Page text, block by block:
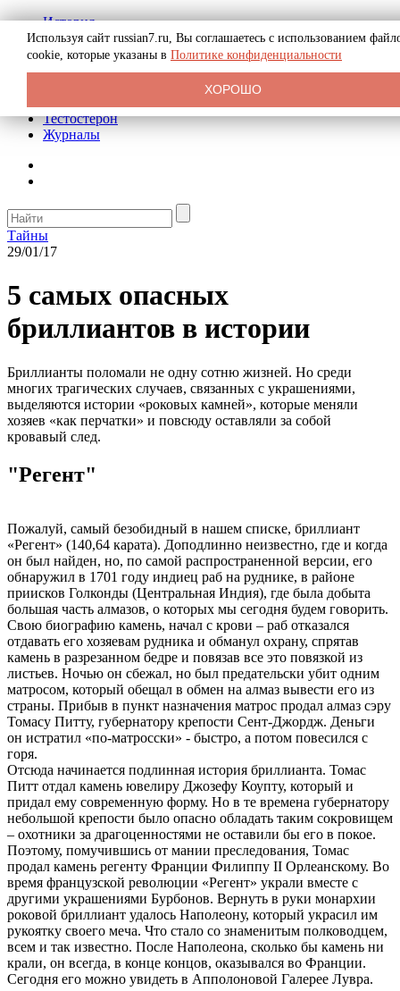
История
Биография
Криминал
Реклама на сайте
Тестостерон
Журналы
Тайны
29/01/17
5 самых опасных
бриллиантов в истории
Бриллианты поломали не одну сотню жизней. Но среди
многих трагических случаев, связанных с украшениями,
выделяются истории «роковых камней», которые меняли
хозяев «как перчатки» и повсюду оставляли за собой
кровавый след.
"Регент"
Пожалуй, самый безобидный в нашем списке, бриллиант
«Регент» (140,64 карата). Доподлинно неизвестно, где и когда
он был найден, но, по самой распространенной версии, его
обнаружил в 1701 году индиец раб на руднике, в районе
приисков Голконды (Центральная Индия), где была добыта
большая часть алмазов, о которых мы сегодня будем говорить.
Свою биографию камень, начал с крови – раб отказался
отдавать его хозяевам рудника и обманул охрану, спрятав
камень в разрезанном бедре и повязав все это повязкой из
листьев. Ночью он сбежал, но был предательски убит одним
матросом, который обещал в обмен на алмаз вывести его из
страны. Прибыв в пункт назначения матрос продал алмаз сэру
Томасу Питту, губернатору крепости Сент-Джордж. Деньги
он истратил «по-матросски» - быстро, а потом повесился с
горя.
Отсюда начинается подлинная история бриллианта. Томас
Питт отдал камень ювелиру Джозефу Коупту, который и
придал ему современную форму. Но в те времена губернатору
небольшой крепости было опасно обладать таким сокровищем
– охотники за драгоценностями не оставили бы его в покое.
Поэтому, помучившись от мании преследования, Томас
продал камень регенту Франции Филиппу II Орлеанскому. Во
время французской революции «Регент» украли вместе с
другими украшениями Бурбонов. Вернуть в руки монархии
роковой бриллиант удалось Наполеону, который украсил им
рукоятку своего меча. Что стало со знаменитым полководцем,
всем и так известно. После Наполеона, сколько бы камень ни
крали, он всегда, в конце концов, оказывался во Франции.
Сегодня его можно увидеть в Апполоновой Галерее Лувра.
Используя сайт russian7.ru, Вы соглашаетесь с использованием
cookie, которые указаны в Политике конфиденциальности
ХОРОШО